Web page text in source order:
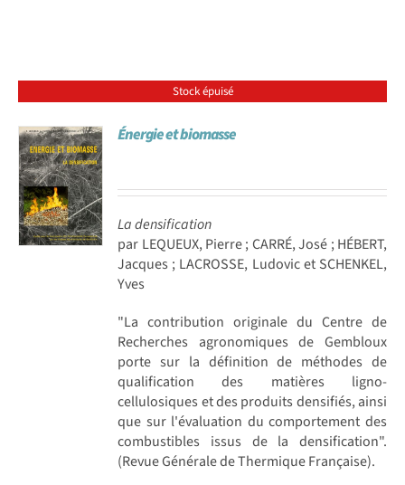
Stock épuisé
Énergie et biomasse
La densification
par LEQUEUX, Pierre ; CARRÉ, José ; HÉBERT,
Jacques ; LACROSSE, Ludovic et SCHENKEL,
Yves
"La contribution originale du Centre de
Recherches agronomiques de Gembloux
porte sur la définition de méthodes de
qualification des matières ligno-
cellulosiques et des produits densifiés, ainsi
que sur l'évaluation du comportement des
combustibles issus de la densification".
(Revue Générale de Thermique Française).